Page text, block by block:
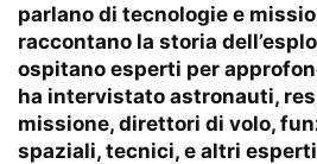
parlano di tecnologie e
raccontano la storia
ospitano esperti per
ha intervistato astronauti,
missione, direttori di volo,
spaziali, tecnici, e altri